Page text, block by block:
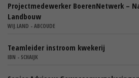
Projectmedewerker BoerenNetwerk –
Landbouw
WIJ.LAND - ABCOUDE
Teamleider instroom kwekerij
IBN - SCHAIJK